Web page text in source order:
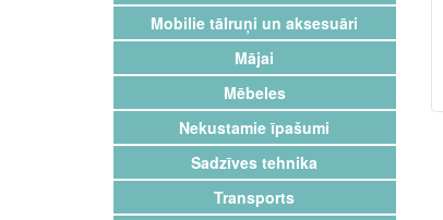
Mobilie tālruņi un aksesuāri
Mājai
Mēbeles
Nekustamie īpašumi
Sadzīves tehnika
Transports